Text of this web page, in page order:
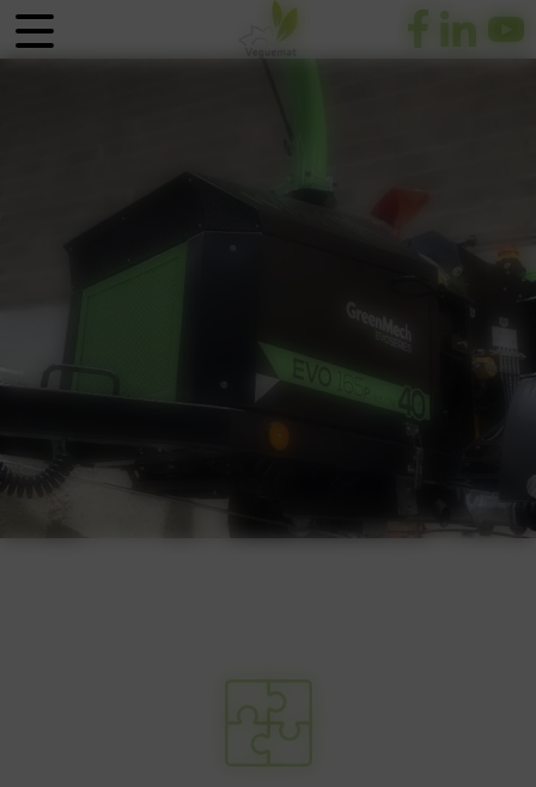
Panneau de gestion des cookies